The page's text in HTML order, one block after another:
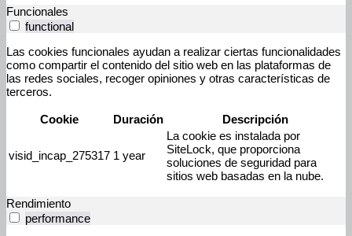
Funcionales
functional
Las cookies funcionales ayudan a realizar ciertas funcionalidades
como compartir el contenido del sitio web en las plataformas de
las redes sociales, recoger opiniones y otras características de
terceros.
Cookie Duración Descripción
visid_incap_275317 1 year
La cookie es instalada por
SiteLock, que proporciona
soluciones de seguridad para
sitios web basadas en la nube.
Rendimiento
performance